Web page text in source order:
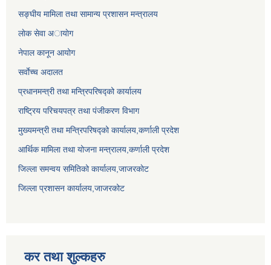
सङ्घीय मामिला तथा सामान्य प्रशासन मन्त्रालय
लाेक सेवा अायाेग
नेपाल कानून आयोग
सर्वाेच्च अदालत
प्रधानमन्त्री तथा मन्त्रिपरिषद्को कार्यालय
राष्ट्रिय परिचयपत्र तथा पंजीकरण विभाग
मुख्यमन्त्री तथा मन्त्रिपरिषद्को कार्यालय,कर्णाली प्रदेश
आर्थिक मामिला तथा योजना मन्त्रालय,कर्णाली प्रदेश
जिल्ला समन्वय समितिको कार्यालय,जाजरकाेट
जिल्ला प्रशासन कार्यालय,जाजरकोट
कर तथा शुल्कहरु